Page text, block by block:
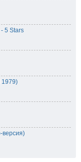
5 Stars
1979)
версия)